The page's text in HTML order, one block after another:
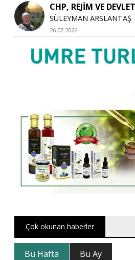
CHP, REJİM VE DEVLET
SÜLEYMAN ARSLANTAŞ
26.07.2026
Çok okunan haberler
Bu Hafta Bu Ay